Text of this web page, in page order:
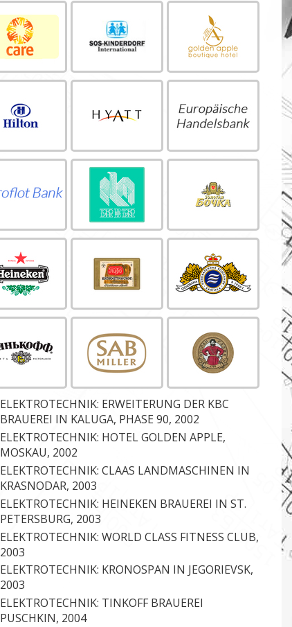
ELEKTROTECHNIK: ERWEITERUNG DER KBC
BRAUEREI IN KALUGA, PHASE 90, 2002
ELEKTROTECHNIK: HOTEL GOLDEN APPLE,
MOSKAU, 2002
ELEKTROTECHNIK: CLAAS LANDMASCHINEN IN
KRASNODAR, 2003
ELEKTROTECHNIK: HEINEKEN BRAUEREI IN ST.
PETERSBURG, 2003
ELEKTROTECHNIK: WORLD CLASS FITNESS CLUB,
2003
ELEKTROTECHNIK: KRONOSPAN IN JEGORIEVSK,
2003
ELEKTROTECHNIK: TINKOFF BRAUEREI
PUSCHKIN, 2004